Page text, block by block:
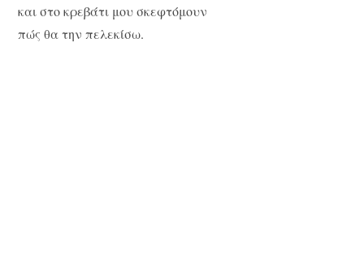
και στο κρεβάτι μου σκεφτόμουν
πώς θα την πελεκίσω.